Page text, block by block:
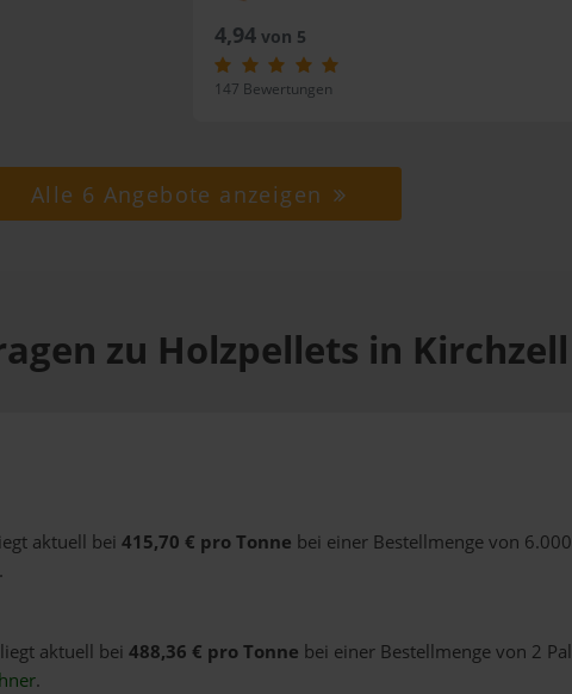
4,94von 5
147 Bewertungen
Alle 6 Angebote anzeigen
zu Holzpellets in Kirchzell
aktuell bei 415,70 € pro Tonne bei einer Bestellmenge von
aktuell bei 488,36 € pro Tonne bei einer Bestellmenge von 2
.